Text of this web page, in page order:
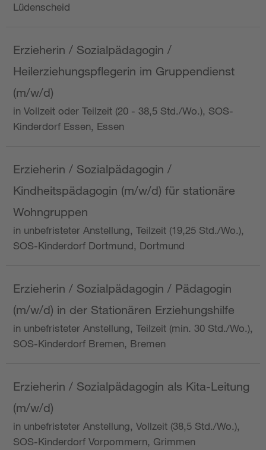
Lüdenscheid
Erzieherin / Sozialpädagogin /
Heilerziehungspflegerin im Gruppendienst
(m/w/d)
in Vollzeit oder Teilzeit (20 - 38,5 Std./Wo.), SOS-
Kinderdorf Essen, Essen
Erzieherin / Sozialpädagogin /
Kindheitspädagogin (m/w/d) für stationäre
Wohngruppen
in unbefristeter Anstellung, Teilzeit (19,25 Std./Wo.),
SOS-Kinderdorf Dortmund, Dortmund
Erzieherin / Sozialpädagogin / Pädagogin
(m/w/d) in der Stationären Erziehungshilfe
in unbefristeter Anstellung, Teilzeit (min. 30 Std./Wo.),
SOS-Kinderdorf Bremen, Bremen
Erzieherin / Sozialpädagogin als Kita-Leitung
(m/w/d)
in unbefristeter Anstellung, Vollzeit (38,5 Std./Wo.),
SOS-Kinderdorf Vorpommern, Grimmen